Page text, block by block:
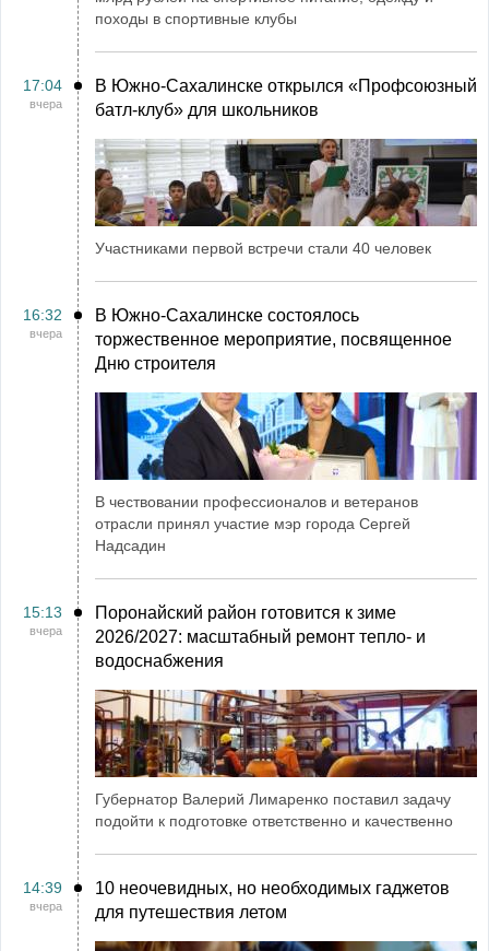
походы в спортивные клубы
17:04
вчера
В Южно-Сахалинске открылся «Профсоюзный
батл-клуб» для школьников
Участниками первой встречи стали 40 человек
16:32
вчера
В Южно-Сахалинске состоялось
торжественное мероприятие, посвященное
Дню строителя
В чествовании профессионалов и ветеранов
отрасли принял участие мэр города Сергей
Надсадин
15:13
вчера
Поронайский район готовится к зиме
2026/2027: масштабный ремонт тепло- и
водоснабжения
Губернатор Валерий Лимаренко поставил задачу
подойти к подготовке ответственно и качественно
14:39
вчера
10 неочевидных, но необходимых гаджетов
для путешествия летом